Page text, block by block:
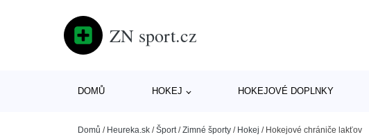
ZN sport.cz
DOMŮ HOKEJ HOKEJOVÉ DOPLNKY
Domů / Heureka.sk /Šport/Zimné športy / Hokej / Hokejové chrániče lakťov